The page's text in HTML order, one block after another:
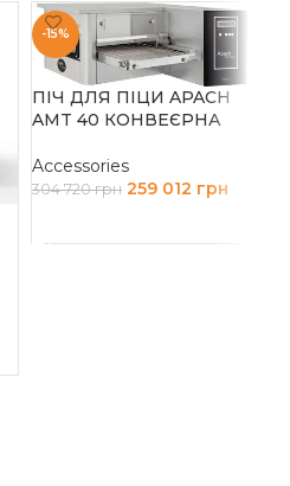
-15%
ПІЧ ДЛЯ ПІЦИ APACH
AMT 40 КОНВЕЄРНА
Accessories
304 720грн 259 012 грн